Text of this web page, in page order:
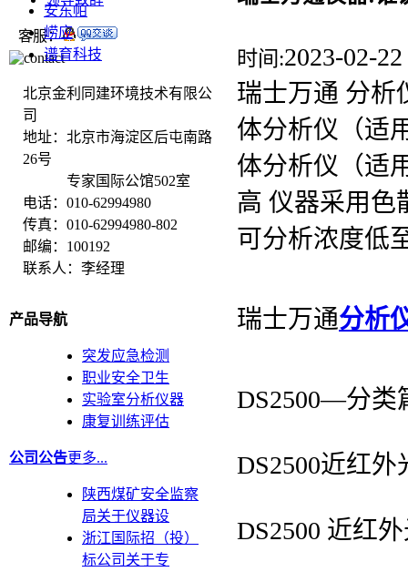
安东帕
崂应
谱育科技
客服：
北京金利同建环境技术有限公
司
地址：北京市海淀区后屯南路
26号
专家国际公馆502室
电话：010-62994980
传真：010-62994980-802
邮编：100192
联系人：李经理
产品导航
突发应急检测
职业安全卫生
实验室分析仪器
康复训练评估
公司公告更多...
陕西煤矿安全监察
局关于仪器设
浙江国际招（投）
标公司关于专
时间:2023-02-
瑞士万通 分析
体分析仪（适
体分析仪（适
高 仪器采用色
可分析浓度低
瑞士万通分析
DS2500—分类
DS2500近红
DS2500 近红